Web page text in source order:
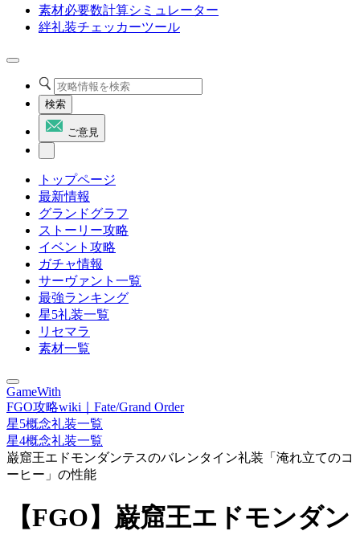
素材必要数計算シミュレーター
絆礼装チェッカーツール
検索
ご意見
トップページ
最新情報
グランドグラフ
ストーリー攻略
イベント攻略
ガチャ情報
サーヴァント一覧
最強ランキング
星5礼装一覧
リセマラ
素材一覧
GameWith
FGO攻略wiki｜Fate/Grand Order
星5概念礼装一覧
星4概念礼装一覧
巌窟王エドモンダンテスのバレンタイン礼装「淹れ立てのコ
ーヒー」の性能
【FGO】巌窟王エドモンダン